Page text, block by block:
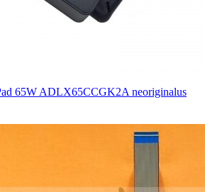
65W ADLX65CCGK2A neoriginalus